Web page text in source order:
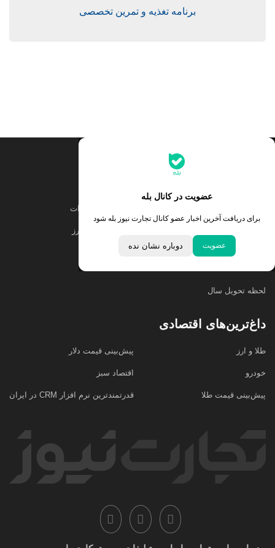
برنامه تغذیه و تمرین تخصصی
عضویت در کانال بله
برای دریافت آخرین اخبار عضو کانال تجارت نیوز بله شود
عضویت دوباره نشان نده
جدیدترین قیمت‌ها
قیمت درهم امارات
ابزار تبدیل نرخ ارز
لحظه تحویل سال
داغ‌ترین‌های اقتصادی
طلا و ارز
خودرو
پیش‌بینی قیمت طلا
پیش‌بینی قیمت دلار
اقتصاد سبز
قدرتمندترین نرم‌ افزار CRM در ایران